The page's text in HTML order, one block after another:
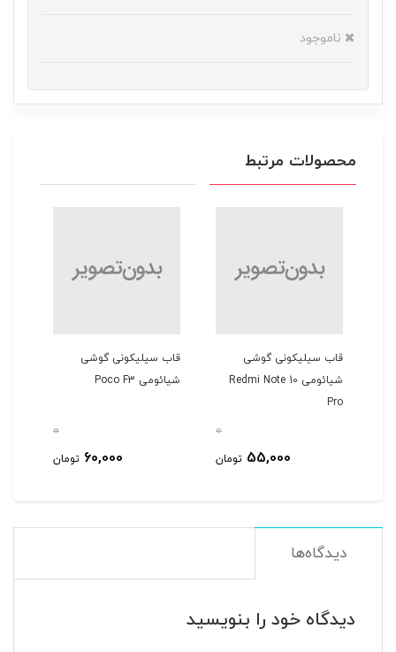
ناموجود
محصولات مرتبط
قاب سیلیکونی گوشی
شیائومی Redmi Note 10
Pro
0
55,000 تومان
قاب سیلیکونی گوشی
شیائومی Poco F3
0
60,000 تومان
دیدگاه‌ها
دیدگاه خود را بنویسید